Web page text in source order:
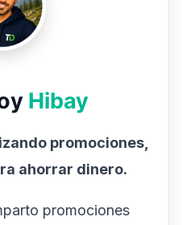
Hibay
promociones,
ahorrar dinero.
promociones